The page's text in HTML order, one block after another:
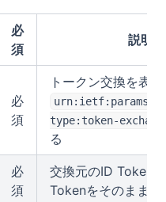
必
須
説明
必
須
トークン交換を表
type:token-
る
必
須
交換元のID Token
Tokenをそのまま指